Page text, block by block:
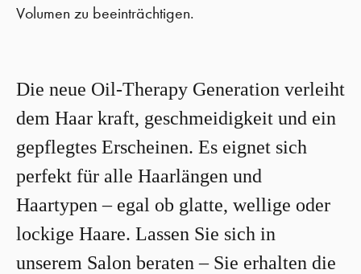
Volumen zu beeinträchtigen.
Die neue Oil-Therapy Generation verleiht
dem Haar kraft, geschmeidigkeit und ein
gepflegtes Erscheinen. Es eignet sich
perfekt für alle Haarlängen und
Haartypen – egal ob glatte, wellige oder
lockige Haare. Lassen Sie sich in
unserem Salon beraten – Sie erhalten die